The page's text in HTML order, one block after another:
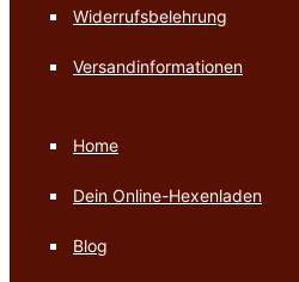
Widerrufsbelehrung
Versandinformationen
Home
Dein Online-Hexenladen
Blog